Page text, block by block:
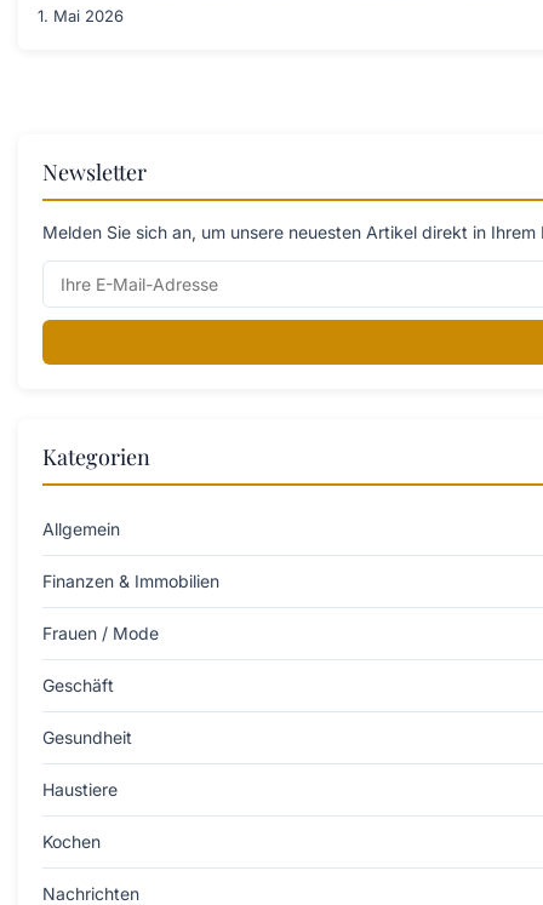
1. Mai 2026
Newsletter
Melden Sie sich an, um unsere neuesten Artikel direkt in
Kategorien
Allgemein
Finanzen & Immobilien
Frauen / Mode
Geschäft
Gesundheit
Haustiere
Kochen
Nachrichten